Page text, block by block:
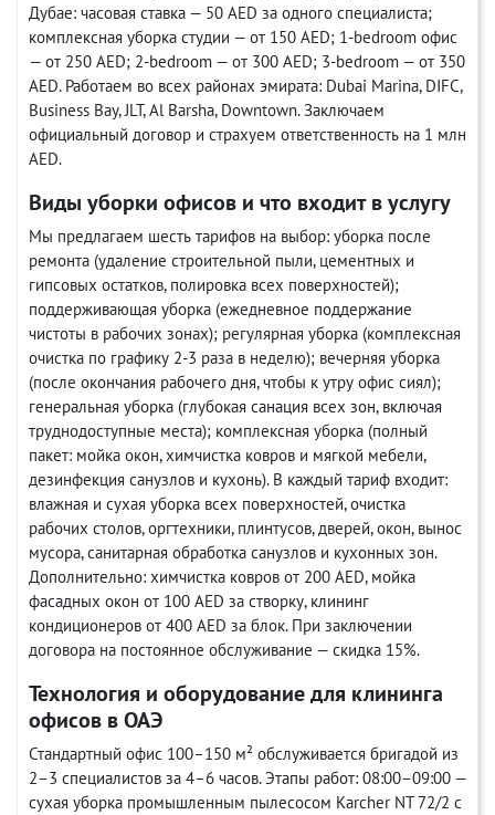
Дубае: часовая ставка — 50 AED за одного специалиста;
комплексная уборка студии — от 150 AED; 1-bedroom офис
— от 250 AED; 2-bedroom — от 300 AED; 3-bedroom — от 350
AED. Работаем во всех районах эмирата: Dubai Marina, DIFC,
Business Bay, JLT, Al Barsha, Downtown. Заключаем
официальный договор и страхуем ответственность на 1 млн
AED.
Виды уборки офисов и что входит в услугу
Мы предлагаем шесть тарифов на выбор: уборка после
ремонта (удаление строительной пыли, цементных и
гипсовых остатков, полировка всех поверхностей);
поддерживающая уборка (ежедневное поддержание
чистоты в рабочих зонах); регулярная уборка (комплексная
очистка по графику 2-3 раза в неделю); вечерняя уборка
(после окончания рабочего дня, чтобы к утру офис сиял);
генеральная уборка (глубокая санация всех зон, включая
труднодоступные места); комплексная уборка (полный
пакет: мойка окон, химчистка ковров и мягкой мебели,
дезинфекция санузлов и кухонь). В каждый тариф входит:
влажная и сухая уборка всех поверхностей, очистка
рабочих столов, оргтехники, плинтусов, дверей, окон, вынос
мусора, санитарная обработка санузлов и кухонных зон.
Дополнительно: химчистка ковров от 200 AED, мойка
фасадных окон от 100 AED за створку, клининг
кондиционеров от 400 AED за блок. При заключении
договора на постоянное обслуживание — скидка 15%.
Технология и оборудование для клининга
офисов в ОАЭ
Стандартный офис 100–150 м² обслуживается бригадой из
2–3 специалистов за 4–6 часов. Этапы работ: 08:00–09:00 —
сухая уборка промышленным пылесосом Karcher NT 72/2 с